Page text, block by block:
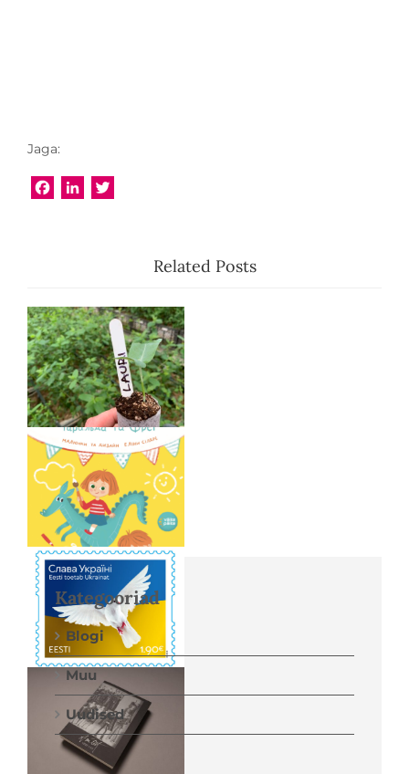
Jaga:
Facebook
LinkedIn
Related Posts
Kategooriad
Blogi
Muu
Uudised